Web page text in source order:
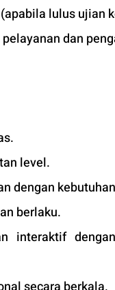
lulus ujian
dan
level.
dengan
berlaku.
interaktif